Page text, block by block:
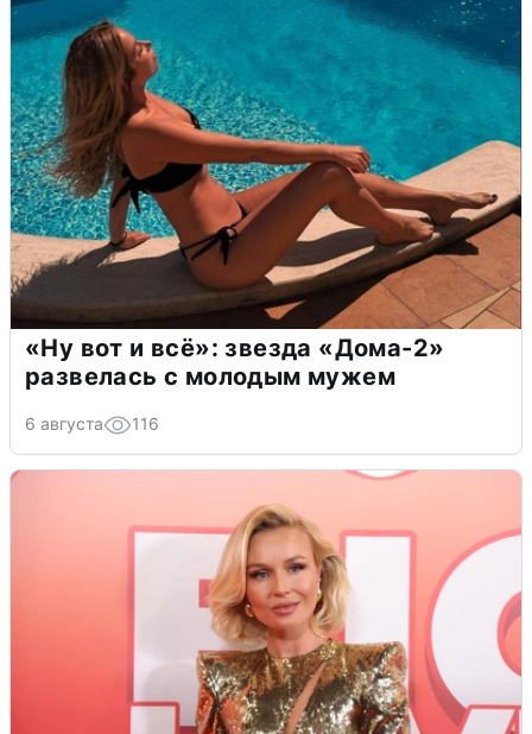
«Ну вот и всё»: звезда «Дома-2»
развелась с молодым мужем
6 августа 116